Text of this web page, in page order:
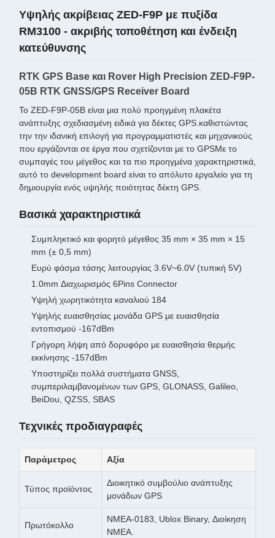
Υψηλής ακρίβειας ZED-F9P με πυξίδα
RM3100 - ακριβής τοποθέτηση και ένδειξη
κατεύθυνσης
RTK GPS Base και Rover High Precision ZED-F9P-
05B RTK GNSS/GPS Receiver Board
Το ZED-F9P-05B είναι μια πολύ προηγμένη πλακέτα
ανάπτυξης σχεδιασμένη ειδικά για δέκτες GPS.καθιστώντας
την την ιδανική επιλογή για προγραμματιστές και μηχανικούς
που εργάζονται σε έργα που σχετίζονται με το GPSΜε το
συμπαγές του μέγεθος και τα πιο προηγμένα χαρακτηριστικά,
αυτό το development board είναι το απόλυτο εργαλείο για τη
δημιουργία ενός υψηλής ποιότητας δέκτη GPS.
Βασικά χαρακτηριστικά
Συμπληκτικό και φορητό μέγεθος 35 mm × 35 mm × 15
mm (± 0,5 mm)
Ευρύ φάσμα τάσης λειτουργίας 3.6V~6.0V (τυπική 5V)
1.0mm Διαχωρισμός 6Pins Connector
Υψηλή χωρητικότητα καναλιού 184
Υψηλής ευαισθησίας μονάδα GPS με ευαισθησία
εντοπισμού -167dBm
Γρήγορη λήψη από δορυφόρο με ευαισθησία θερμής
εκκίνησης -157dBm
Υποστηρίζει πολλά συστήματα GNSS,
συμπεριλαμβανομένων των GPS, GLONASS, Galileo,
BeiDou, QZSS, SBAS
Τεχνικές προδιαγραφές
Παράμετρος Αξία
Τύπος προϊόντος
Διοικητικό συμβούλιο ανάπτυξης
μονάδων GPS
Πρωτόκολλο
NMEA-0183, Ublox Binary, Διοίκηση
NMEA.